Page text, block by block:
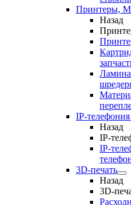
Принтеры,
Назад
IP-
Назад
IP-
IP-
3D-печать
Назад
3D-